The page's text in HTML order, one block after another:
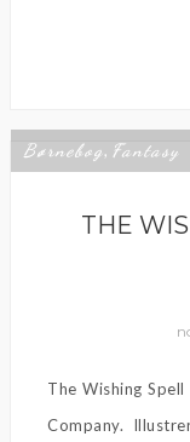
Børnebog, Fantasy
THE
The Wishing
Company.